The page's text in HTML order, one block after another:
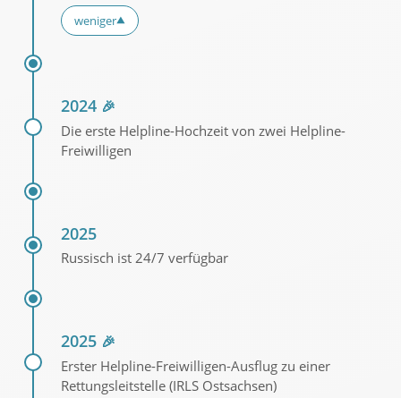
weniger▼
2024 🎉
Die erste Helpline-Hochzeit von zwei Helpline-
Freiwilligen
2025
Russisch ist 24/7 verfügbar
2025 🎉
Erster Helpline-Freiwilligen-Ausflug zu einer
Rettungsleitstelle (IRLS Ostsachsen)